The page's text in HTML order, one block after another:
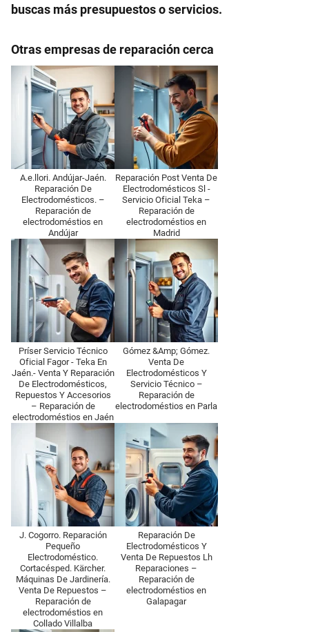
buscas más presupuestos o servicios.
Otras empresas de reparación cerca
A.e.llori. Andújar-Jaén.
Reparación De
Electrodomésticos. –
Reparación de
electrodoméstios en
Andújar
Reparación Post Venta De
Electrodomésticos Sl -
Servicio Oficial Teka –
Reparación de
electrodoméstios en
Madrid
Príser Servicio Técnico
Oficial Fagor - Teka En
Jaén.- Venta Y Reparación
De Electrodomésticos,
Repuestos Y Accesorios
– Reparación de
electrodoméstios en Jaén
Gómez &Amp; Gómez.
Venta De
Electrodomésticos Y
Servicio Técnico –
Reparación de
electrodoméstios en Parla
J. Cogorro. Reparación
Pequeño
Electrodoméstico.
Cortacésped. Kärcher.
Máquinas De Jardinería.
Venta De Repuestos –
Reparación de
electrodoméstios en
Collado Villalba
Reparación De
Electrodomésticos Y
Venta De Repuestos Lh
Reparaciones –
Reparación de
electrodoméstios en
Galapagar